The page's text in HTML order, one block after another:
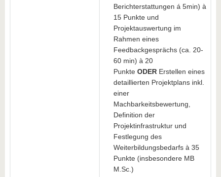
Berichterstattungen á 5min) à
15 Punkte und
Projektauswertung im
Rahmen eines
Feedbackgesprächs (ca. 20-
60 min) à 20
Punkte ODER Erstellen eines
detaillierten Projektplans inkl.
einer
Machbarkeitsbewertung,
Definition der
Projektinfrastruktur und
Festlegung des
Weiterbildungsbedarfs à 35
Punkte (insbesondere MB
M.Sc.)